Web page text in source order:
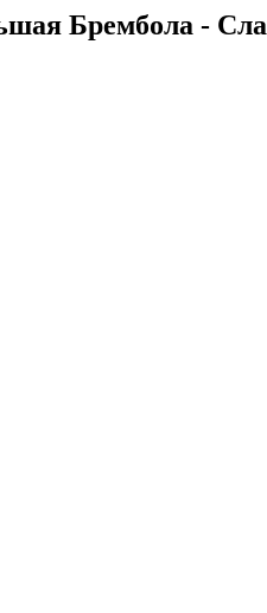
Брембола -